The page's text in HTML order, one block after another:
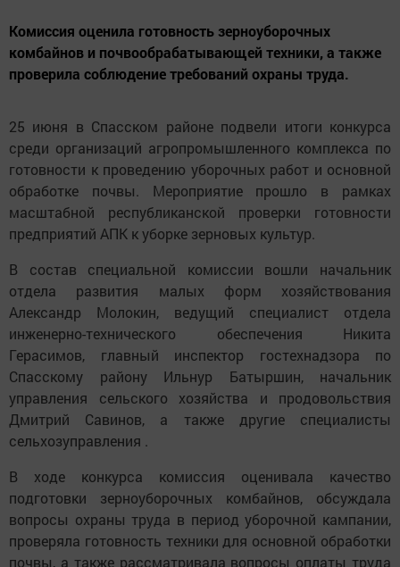
Комиссия оценила готовность зерноуборочных
комбайнов и почвообрабатывающей техники, а также
проверила соблюдение требований охраны труда.
25 июня в Спасском районе подвели итоги конкурса
среди организаций агропромышленного комплекса по
готовности к проведению уборочных работ и основной
обработке почвы. Мероприятие прошло в рамках
масштабной республиканской проверки готовности
предприятий АПК к уборке зерновых культур.
В состав специальной комиссии вошли начальник
отдела развития малых форм хозяйствования
Александр Молокин, ведущий специалист отдела
инженерно-технического обеспечения Никита
Герасимов, главный инспектор гостехнадзора по
Спасскому району Ильнур Батыршин, начальник
управления сельского хозяйства и продовольствия
Дмитрий Савинов, а также другие специалисты
сельхозуправления .
В ходе конкурса комиссия оценивала качество
подготовки зерноуборочных комбайнов, обсуждала
вопросы охраны труда в период уборочной кампании,
проверяла готовность техники для основной обработки
почвы, а также рассматривала вопросы оплаты труда